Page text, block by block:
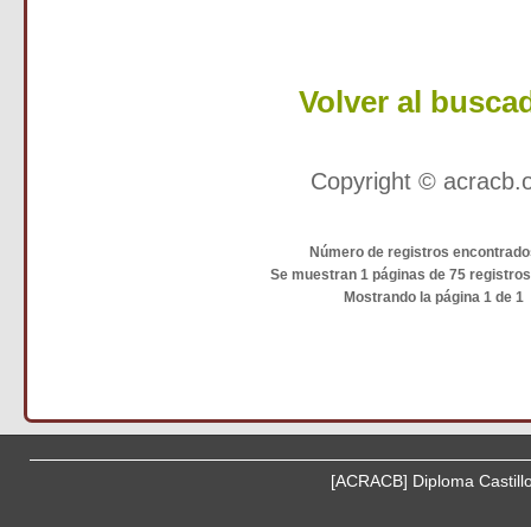
Volver al
Copyright ©
Número de registros
Se muestran 1 páginas de 75
Mostrando la página 1 de 1
[ACRACB] Diploma